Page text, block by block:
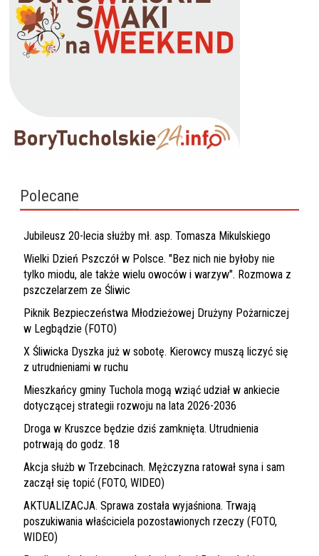
Polecane
Jubileusz 20-lecia służby mł. asp. Tomasza Mikulskiego
Wielki Dzień Pszczół w Polsce. "Bez nich nie byłoby nie
tylko miodu, ale także wielu owoców i warzyw". Rozmowa z
pszczelarzem ze Śliwic
Piknik Bezpieczeństwa Młodzieżowej Drużyny Pożarniczej
w Legbądzie (FOTO)
X Śliwicka Dyszka już w sobotę. Kierowcy muszą liczyć się
z utrudnieniami w ruchu
Mieszkańcy gminy Tuchola mogą wziąć udział w ankiecie
dotyczącej strategii rozwoju na lata 2026-2036
Droga w Kruszce będzie dziś zamknięta. Utrudnienia
potrwają do godz. 18
Akcja służb w Trzebcinach. Mężczyzna ratował syna i sam
zaczął się topić (FOTO, WIDEO)
AKTUALIZACJA. Sprawa została wyjaśniona. Trwają
poszukiwania właściciela pozostawionych rzeczy (FOTO,
WIDEO)